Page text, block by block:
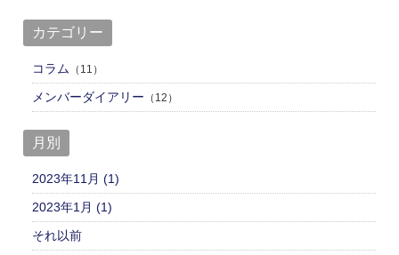
カテゴリー
コラム （11）
メンバーダイアリー （12）
月別
2023年11月 (1)
2023年1月 (1)
それ以前